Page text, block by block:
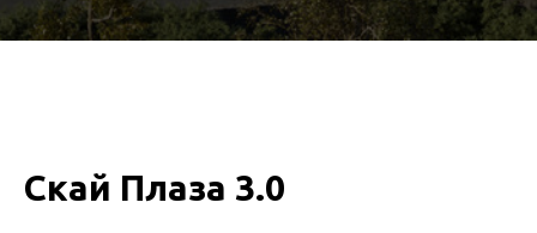
Скай Плаза 3.0